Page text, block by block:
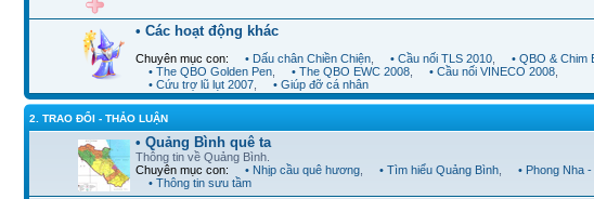
• Các hoạt động khác
Chuyên mục con: • Dấu chân Chiền Chiện • Cầu nối TLS 2010 • QBO & Chim
• The QBO Golden Pen
• The QBO EWC 2008 • Cầu nối VINECO 2008
• Cứu trợ lũ lụt 2007
• Giúp đỡ cá nhân
2. TRAO ĐỔI - THẢO LUẬN
• Quảng Bình quê ta
Thông tin về Quảng Bình.
Chuyên mục con:
• Nhịp cầu quê hương • Tìm hiểu Quảng Bình • Phong Nha
• Thông tin sưu tầm